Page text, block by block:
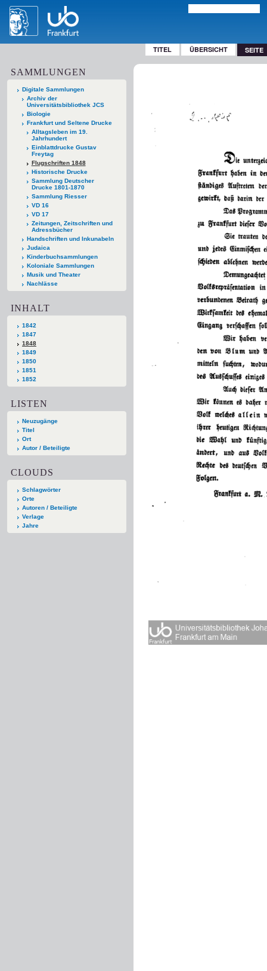
TITEL ÜBERSICHT SEITE
SAMMLUNGEN
Digitale Sammlungen
Archiv der
Universitätsbibliothek JCS
Biologie
Frankfurt und Seltene Drucke
Alltagsleben im 19.
Jahrhundert
Einblattdrucke Gustav
Freytag
Flugschriften 1848
Historische Drucke
Sammlung Deutscher
Drucke 1801-1870
Sammlung Riesser
VD 16
VD 17
Zeitungen, Zeitschriften und
Adressbücher
Handschriften und Inkunabeln
Judaica
Kinderbuchsammlungen
Koloniale Sammlungen
Musik und Theater
Nachlässe
INHALT
1842
1847
1848
1849
1850
1851
1852
LISTEN
Neuzugänge
Titel
Ort
Autor / Beteiligte
CLOUDS
Schlagwörter
Orte
Autoren / Beteiligte
Verlage
Jahre